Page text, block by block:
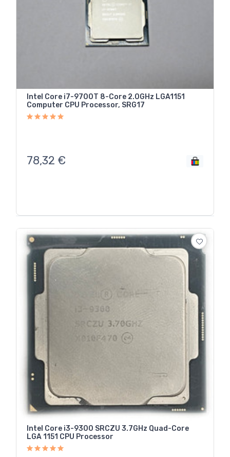
Intel Core i7-9700T 8-Core 2.0GHz LGA1151
Computer CPU Processor, SRG17
78,32 €
Intel Core i3-9300 SRCZU 3.7GHz Quad-Core
LGA 1151 CPU Processor